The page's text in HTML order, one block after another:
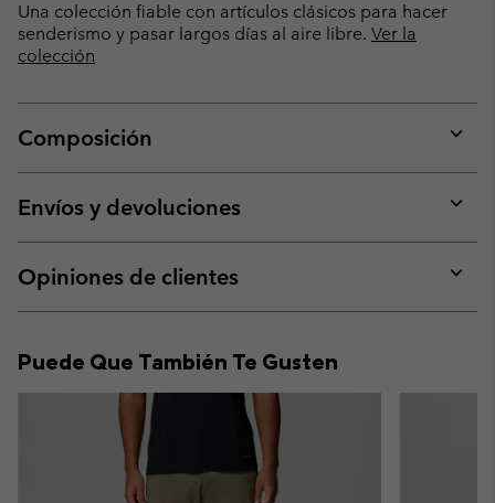
Una colección fiable con artículos clásicos para hacer
senderismo y pasar largos días al aire libre. Ver la
colección
Composición
or
Envíos y devoluciones
or
Opiniones de clientes
or
Puede Que También Te Gusten